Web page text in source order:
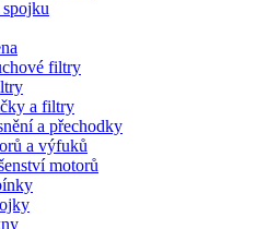
filtry
a filtry
a přechodky
a výfuků
motorů